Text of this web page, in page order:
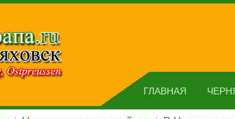
ГЛАВНАЯ